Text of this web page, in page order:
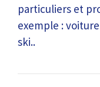
particuliers et
exemple :
ski..